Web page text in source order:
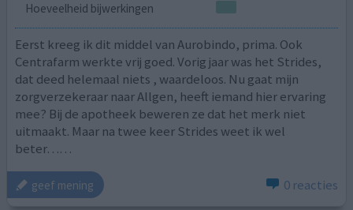
Hoeveelheid bijwerkingen
Eerst kreeg ik dit middel van Aurobindo, prima. Ook
Centrafarm werkte vrij goed. Vorig jaar was het Strides,
dat deed helemaal niets , waardeloos. Nu gaat mijn
zorgverzekeraar naar Allgen, heeft iemand hier ervaring
mee? Bij de apotheek beweren ze dat het merk niet
uitmaakt. Maar na twee keer Strides weet ik wel
beter……
geef mening 0 reacties